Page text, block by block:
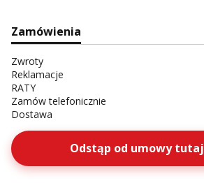
Zamówienia
Zwroty
Reklamacje
RATY
Zamów telefonicznie
Dostawa
Odstąp od umowy tutaj